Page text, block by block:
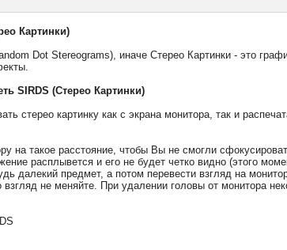
Картинки)
Dot Stereograms), иначе Стерео Картинки - это
SIRDS (Стерео Картинки)
стерео картинку как с экрана монитора, так и
на такое расстояние, чтобы Вы не смогли
расплывется и его не будет четко видно (этого
далекий предмет, а потом перевести взгляд на
взгляд не меняйте. При удалении головы от монитора